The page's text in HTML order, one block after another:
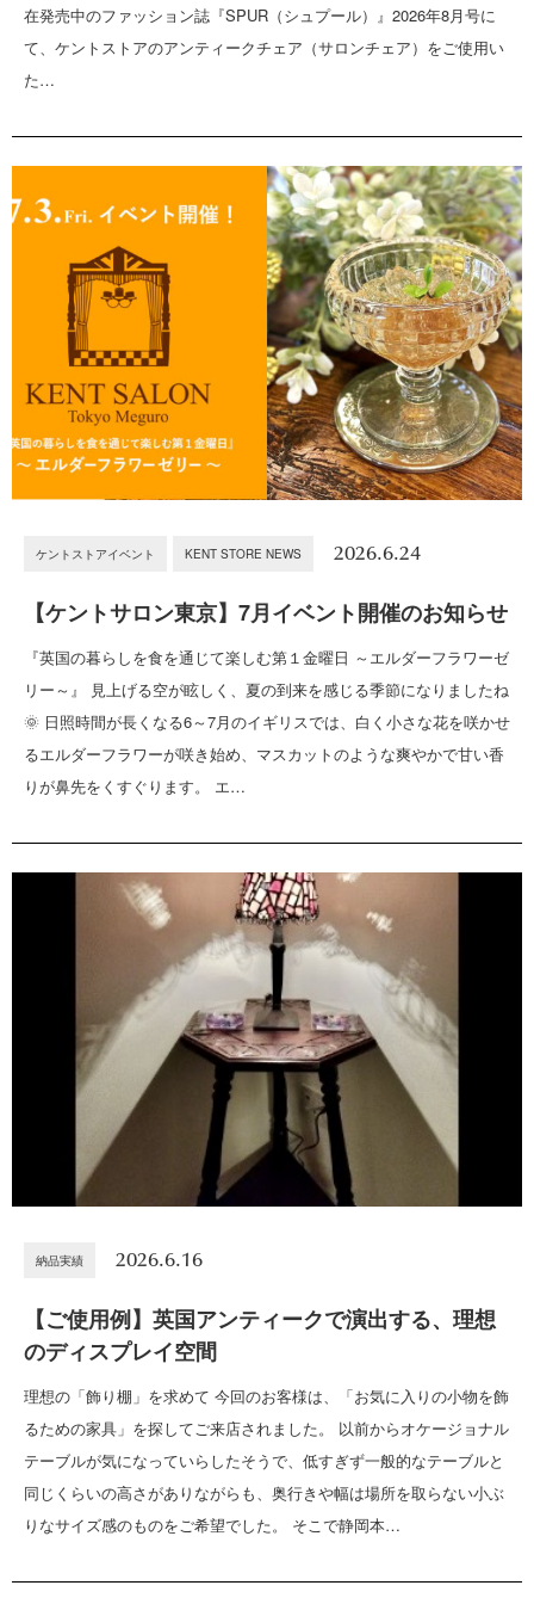
在発売中のファッション誌『SPUR（シュプール）』2026年8月号に
て、ケントストアのアンティークチェア（サロンチェア）をご使用い
た…
ケントストアイベント KENT STORE NEWS 2026.6.24
【ケントサロン東京】7月イベント開催のお知らせ
『英国の暮らしを食を通じて楽しむ第１金曜日 ～エルダーフラワーゼ
リー～』 見上げる空が眩しく、夏の到来を感じる季節になりましたね
🌞 日照時間が長くなる6～7月のイギリスでは、白く小さな花を咲かせ
るエルダーフラワーが咲き始め、マスカットのような爽やかで甘い香
りが鼻先をくすぐります。 エ…
納品実績 2026.6.16
【ご使用例】英国アンティークで演出する、理想
のディスプレイ空間
理想の「飾り棚」を求めて 今回のお客様は、「お気に入りの小物を飾
るための家具」を探してご来店されました。 以前からオケージョナル
テーブルが気になっていらしたそうで、低すぎず一般的なテーブルと
同じくらいの高さがありながらも、奥行きや幅は場所を取らない小ぶ
りなサイズ感のものをご希望でした。 そこで静岡本…